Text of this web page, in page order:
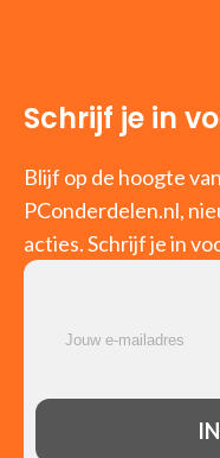
Schrijf je in
Blijf op de hoogte
PConderdelen.nl,
acties. Schrijf je in